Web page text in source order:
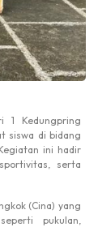
1 Kedungpring
siswa di bidang
ini hadir
sportivitas, serta
(Cina) yang
seperti pukulan